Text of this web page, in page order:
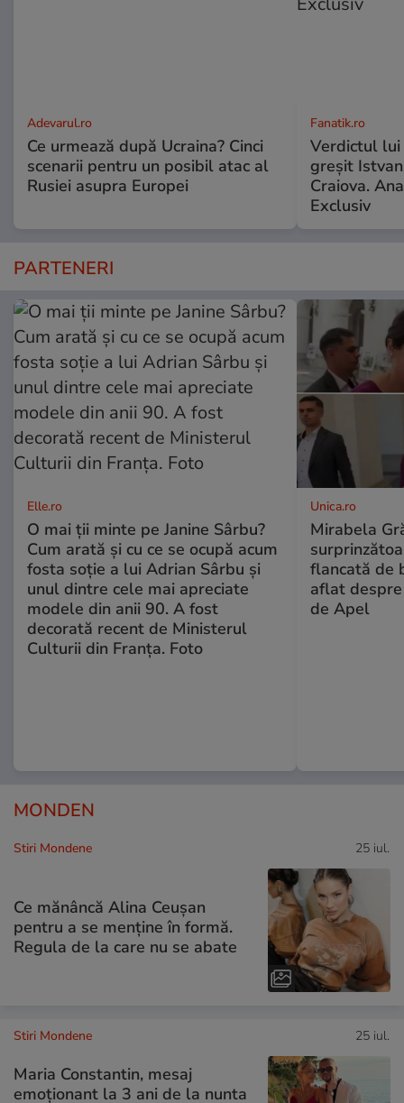
Adevarul.ro
Ce urmează după Ucraina? Cinci
scenarii pentru un posibil atac al
Rusiei asupra Europei
Fanatik.ro
Verdictul lui
greșit
Craiova.
Exclusiv
PARTENERI
Elle.ro
O mai ții minte pe Janine Sârbu?
Cum arată și cu ce se ocupă acum
fosta soție a lui Adrian Sârbu și
unul dintre cele mai apreciate
modele din anii 90. A fost
decorată recent de Ministerul
Culturii din Franța. Foto
Unica.ro
Mirabela
flancată de
aflat
de Apel
MONDEN
Stiri Mondene 25 iul.
Ce mănâncă Alina Ceușan
pentru a se menține în formă.
Regula de la care nu se abate
Stiri Mondene 25 iul.
Maria Constantin, mesaj
emoționant la 3 ani de la nunta